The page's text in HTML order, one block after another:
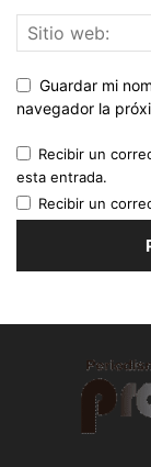
Guardar mi
navegador la
Recibir un
esta entrada.
Recibir un